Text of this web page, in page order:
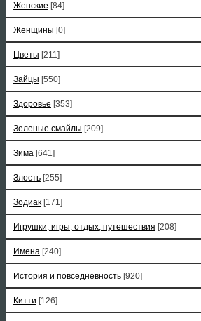
Женские [84]
Женщины [0]
Цветы [211]
Зайцы [550]
Здоровье [353]
Зеленые смайлы [209]
Зима [641]
Злость [255]
Зодиак [171]
Игрушки, игры, отдых, путешествия [208]
Имена [240]
История и повседневность [920]
Китти [126]